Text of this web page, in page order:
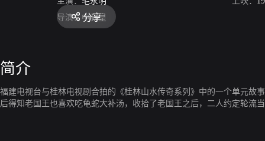
导演： 中叔皇
分享
简介
福建电视台与桂林电视剧合拍的《桂林山水传奇系列》中的一个单元故
后得知老国王也喜欢吃龟蛇大补汤，收拾了老国王之后，二人约定轮流